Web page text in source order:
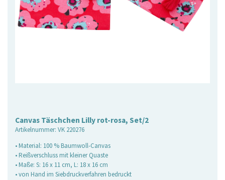
Canvas Täschchen Lilly rot-rosa, Set/2
Artikelnummer: VK 220276
• Material: 100 % Baumwoll-Canvas
• Reißverschluss mit kleiner Quaste
• Maße: S: 16 x 11 cm, L: 18 x 16 cm
• von Hand im Siebdruckverfahren bedruckt